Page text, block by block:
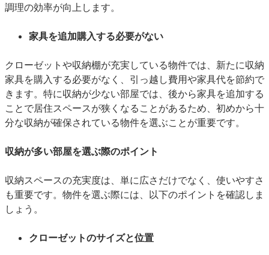
調理の効率が向上します。
家具を追加購入する必要がない
クローゼットや収納棚が充実している物件では、新たに収納
家具を購入する必要がなく、引っ越し費用や家具代を節約で
きます。特に収納が少ない部屋では、後から家具を追加する
ことで居住スペースが狭くなることがあるため、初めから十
分な収納が確保されている物件を選ぶことが重要です。
収納が多い部屋を選ぶ際のポイント
収納スペースの充実度は、単に広さだけでなく、使いやすさ
も重要です。物件を選ぶ際には、以下のポイントを確認しま
しょう。
クローゼットのサイズと位置